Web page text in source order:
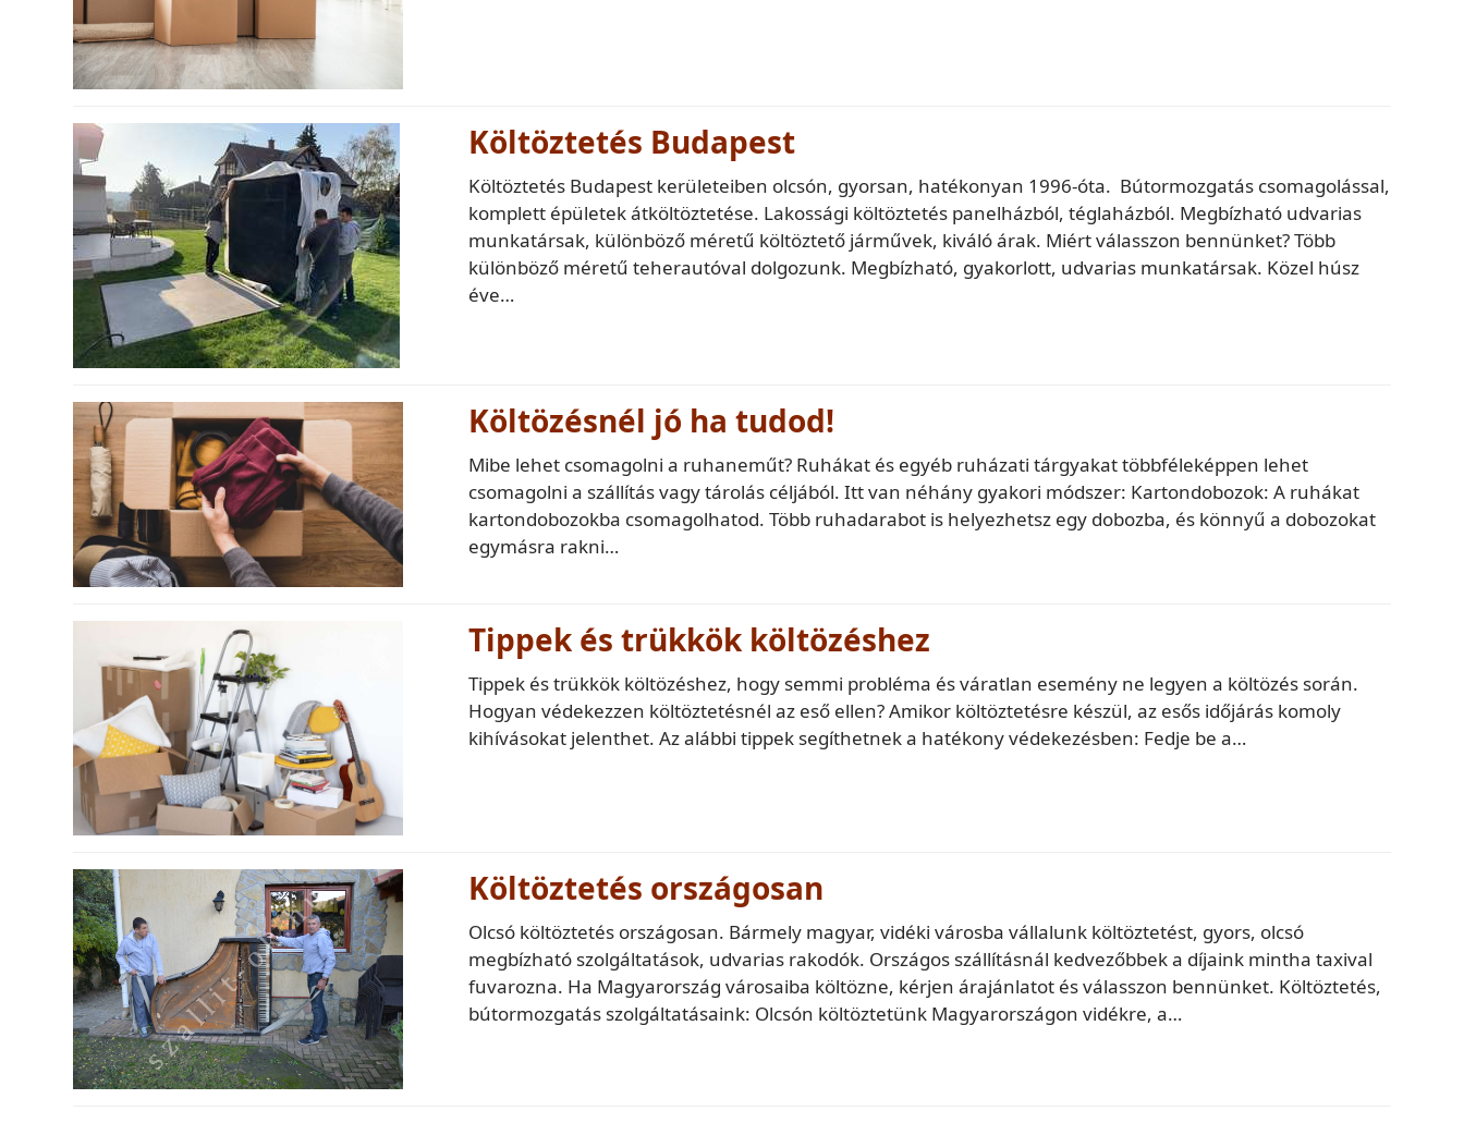
Költöztetés Budapest
Költöztetés Budapest kerületeiben olcsón, gyorsan, hatékonyan 1996-óta. Bútormozgatás csomagolással,
komplett épületek átköltöztetése. Lakossági költöztetés panelházból, téglaházból. Megbízható udvarias
munkatársak, különböző méretű költöztető járművek, kiváló árak. Miért válasszon bennünket? Több
különböző méretű teherautóval dolgozunk. Megbízható, gyakorlott, udvarias munkatársak. Közel húsz
éve…
Költözésnél jó ha tudod!
Mibe lehet csomagolni a ruhaneműt? Ruhákat és egyéb ruházati tárgyakat többféleképpen lehet
csomagolni a szállítás vagy tárolás céljából. Itt van néhány gyakori módszer: Kartondobozok: A ruhákat
kartondobozokba csomagolhatod. Több ruhadarabot is helyezhetsz egy dobozba, és könnyű a dobozokat
egymásra rakni…
Tippek és trükkök költözéshez
Tippek és trükkök költözéshez, hogy semmi probléma és váratlan esemény ne legyen a költözés során.
Hogyan védekezzen költöztetésnél az eső ellen? Amikor költöztetésre készül, az esős időjárás komoly
kihívásokat jelenthet. Az alábbi tippek segíthetnek a hatékony védekezésben: Fedje be a…
Költöztetés országosan
Olcsó költöztetés országosan. Bármely magyar, vidéki városba vállalunk költöztetést, gyors, olcsó
megbízható szolgáltatások, udvarias rakodók. Országos szállításnál kedvezőbbek a díjaink mintha taxival
fuvarozna. Ha Magyarország városaiba költözne, kérjen árajánlatot és válasszon bennünket. Költöztetés,
bútormozgatás szolgáltatásaink: Olcsón költöztetünk Magyarországon vidékre, a…